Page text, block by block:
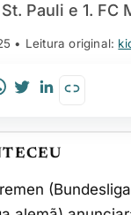
Pauli e 1. FC
• Leitura original: